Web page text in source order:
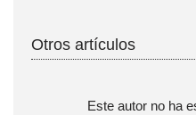
Otros artículos
Este autor no ha